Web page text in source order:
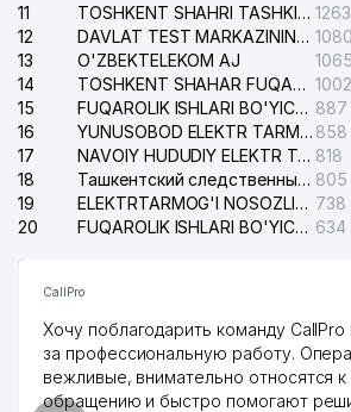
11
TOSHKENT SHAHRI TASHKILOT TELEFONLARI HAQIDA MA'LUMOT BYUROSI 1263
12
DAVLAT TEST MARKAZINING ISHONCH TELEFONLARI 1080
13
O'ZBEKTELEKOM AJ
1065
14
TOSHKENT SHAHAR FUQAROLIK ISHLARI BO'YICHA SUDI 1002
15
FUQAROLIK ISHLARI BO'YICHA YAKKASAROY TUMANLARARO SUDI 887
16
YUNUSOBOD ELEKTR TARMOG'I NOSOZLIKLARI XIZMATI 858
17
NAVOIY HUDUDIY ELEKTR TARMOQLARI KORXONASI AJ 818
18
Ташкентский следственный изолятор 805
19
ELEKTRTARMOG'I NOSOZLIKLARINI TO'ZATISH SERGELI XIZMATI 738
20
FUQAROLIK ISHLARI BO'YICHA UCH-TEPA TUMANI SUDI 634
CallPro
Хочу поблагодарить команду CallPro
за профессиональную работу.
вежливые, внимательно относятся
обращению и быстро помогают